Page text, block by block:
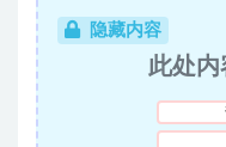
隐藏内容
此处内